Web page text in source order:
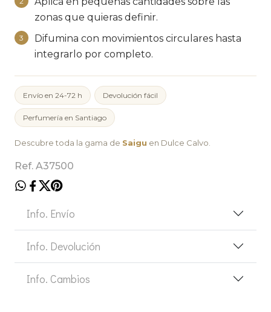
zonas que quieras definir.
3
Difumina con movimientos circulares hasta
integrarlo por completo.
Envío en 24-72 h Devolución fácil
Perfumería en Santiago
Descubre toda la gama de Saigu en Dulce Calvo.
Ref. A37500
Info. Envío
Info. Devolución
Info. Cambios